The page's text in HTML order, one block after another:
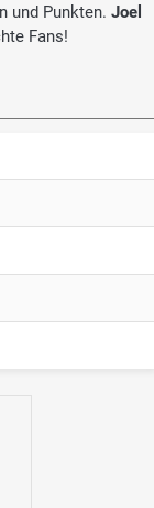
und Punkten. Joel
Fans!